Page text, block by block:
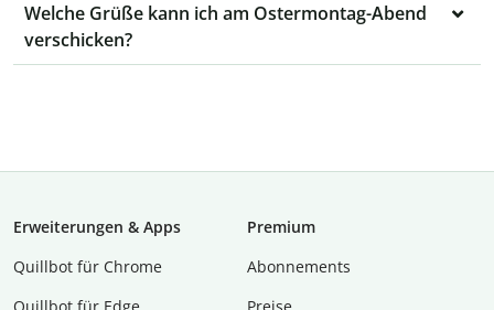
Welche Grüße kann ich am Ostermontag-Abend
verschicken?
Erweiterungen & Apps
Quillbot für Chrome
Premium
Abon­ne­ments